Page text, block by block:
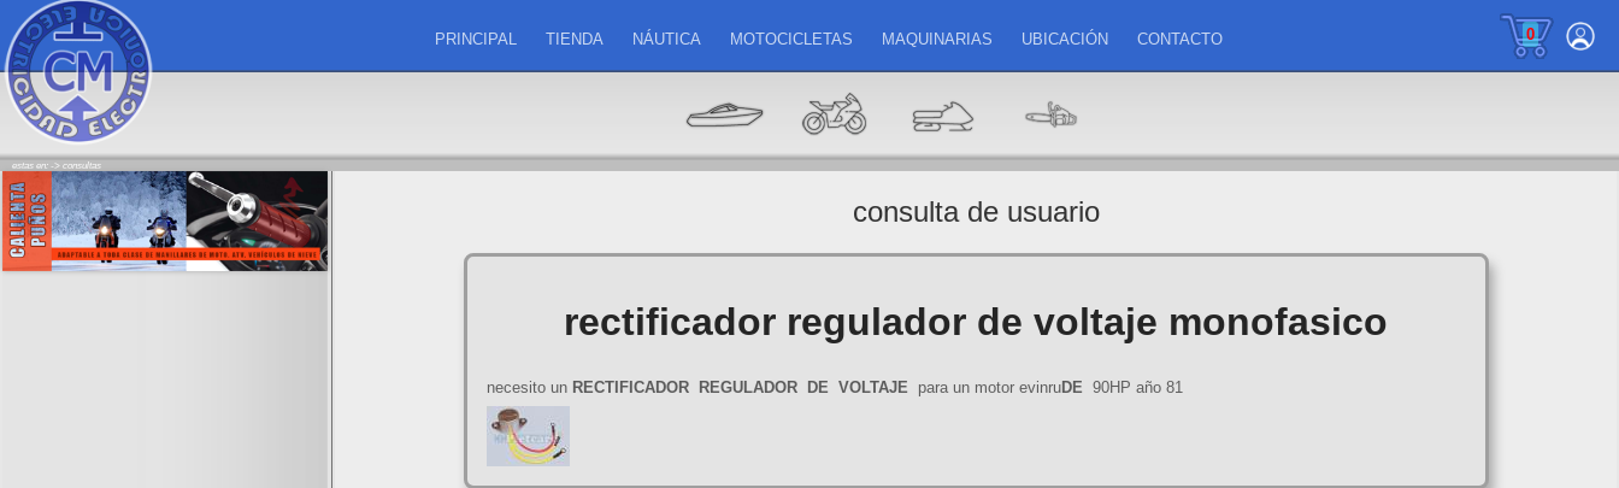
0
PRINCIPAL TIENDA NÁUTICA MOTOCICLETAS MAQUINARIAS UBICACIÓN CONTACTO
estas en: -> consultas
consulta de usuario
rectificador regulador de voltaje monofasico
necesito un RECTIFICADOR REGULADOR DE VOLTAJE para un motor evinruDE 90HP año 81